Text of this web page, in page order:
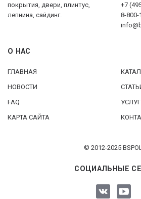
покрытия, двери, плинтус,
лепнина, сайдинг.
+7
8-800-
О НАС
ГЛАВНАЯ
НОВОСТИ
FAQ
КАРТА САЙТА
© 2012-2025 BSPOL
СОЦИАЛЬНЫЕ